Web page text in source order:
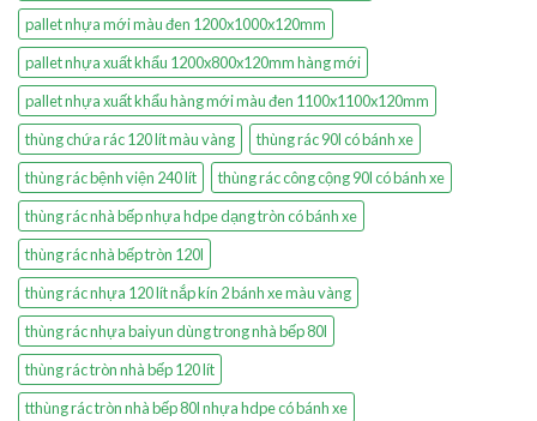
pallet nhựa mới màu đen 1200x1000x120mm
pallet nhựa xuất khẩu 1200x800x120mm hàng mới
pallet nhựa xuất khẩu hàng mới màu đen 1100x1100x120mm
thùng chứa rác 120 lít màu vàng
thùng rác 90l có bánh xe
thùng rác bệnh viện 240 lít
thùng rác công cộng 90l có bánh xe
thùng rác nhà bếp nhựa hdpe dạng tròn có bánh xe
thùng rác nhà bếp tròn 120l
thùng rác nhựa 120 lít nắp kín 2 bánh xe màu vàng
thùng rác nhựa baiyun dùng trong nhà bếp 80l
thùng rác tròn nhà bếp 120 lít
tthùng rác tròn nhà bếp 80l nhựa hdpe có bánh xe